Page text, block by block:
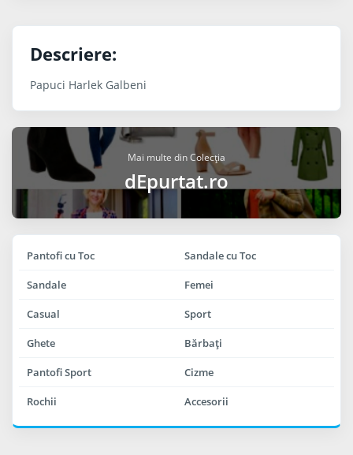
Descriere:
Papuci Harlek Galbeni
Mai multe din Colecția
dEpurtat.ro
Pantofi cu Toc Sandale cu Toc
Sandale Femei
Casual Sport
Ghete Bărbaţi
Pantofi Sport Cizme
Rochii Accesorii